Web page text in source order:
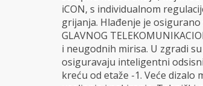
iCON, s individualnom
grijanja. Hlađenje je
GLAVNOG
i neugodnih mirisa. U zgradi
osiguravaju inteligentni
kreću od etaže -1. Veće